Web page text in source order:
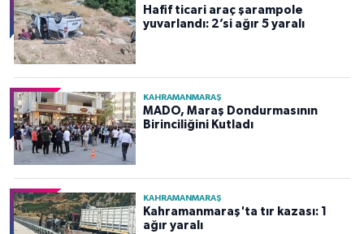
Hafif ticari araç şarampole
yuvarlandı: 2’si ağır 5 yaralı
KAHRAMANMARAŞ
MADO, Maraş Dondurmasının
Birinciliğini Kutladı
KAHRAMANMARAŞ
Kahramanmaraş'ta tır kazası: 1
ağır yaralı